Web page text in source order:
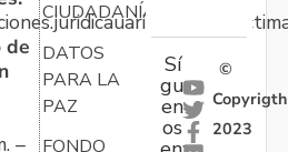
de
–
CIUDADANÍA
DATOS
PARA LA
PAZ
FONDO
Sí
gu
en
os
©
Copyrigth
2023